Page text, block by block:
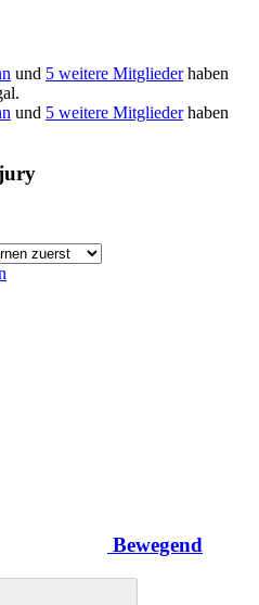
und 5 weitere Mitgliederhaben
und 5 weitere Mitgliederhaben
Bewegend